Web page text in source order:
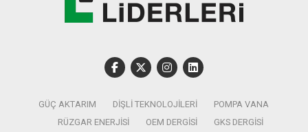
GÜÇ AKTARIM DIŞLI TEKNOLOJILERI
POMPA VANA
RÜZGAR ENERJISI
OEM DERGISI GKS DERGISI